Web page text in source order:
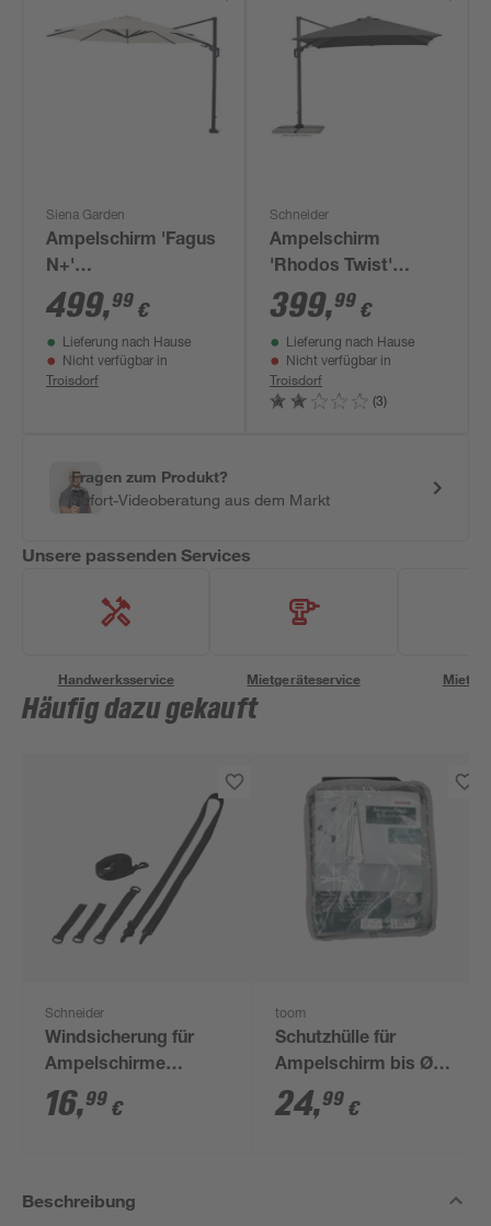
Siena Garden
Ampelschirm 'Fagus
N+'
drehbar/knickbar Ø
350 cm
499,99 €
Lieferung nach Hause
Nicht verfügbar in
Troisdorf
Schneider
Ampelschirm
'Rhodos Twist'
drehbar/neigbar 300
x 300 cm
399,99 €
Lieferung nach Hause
Nicht verfügbar in
Troisdorf
(3)
Fragen zum Produkt?
Sofort-Videoberatung aus dem Markt
Unsere passenden Services
Handwerksservice Mietgeräteservice
Häufig dazu gekauft
Schneider
Windsicherung für
Ampelschirme
schwarz
16,99 €
toom
Schutzhülle für
Ampelschirm bis Ø
300 cm
24,99 €
Beschreibung